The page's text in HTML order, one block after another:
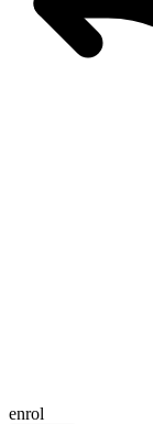
enrol